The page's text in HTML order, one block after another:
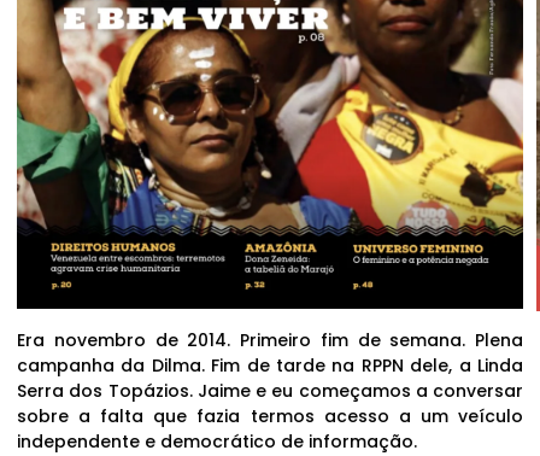
Era novembro de 2014. Primeiro fim de semana. Plena
campanha da Dilma. Fim de tarde na RPPN dele, a Linda
Serra dos Topázios. Jaime e eu começamos a conversar
sobre a falta que fazia termos acesso a um veículo
independente e democrático de informação.